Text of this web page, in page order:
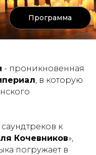
Программа
- проникновенная
, в которую
к
Кочевников»,
погружает в